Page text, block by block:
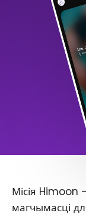
Місія
магчымасці